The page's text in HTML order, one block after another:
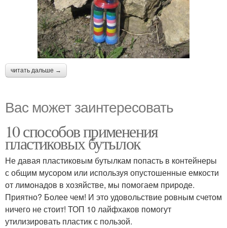
читать дальше →
Вас может заинтересовать
10 способов применения
пластиковых бутылок
Не давая пластиковым бутылкам попасть в контейнеры
с общим мусором или используя опустошенные емкости
от лимонадов в хозяйстве, мы помогаем природе.
Приятно? Более чем! И это удовольствие ровным счетом
ничего не стоит! ТОП 10 лайфхаков помогут
утилизировать пластик с пользой.